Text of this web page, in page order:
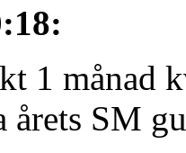
:
1 månad
årets SM